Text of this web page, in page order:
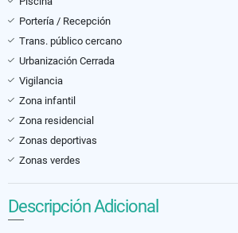
Portería / Recepción
Trans. público cercano
Urbanización Cerrada
Vigilancia
Zona infantil
Zona residencial
Zonas deportivas
Zonas verdes
Descripción Adicional